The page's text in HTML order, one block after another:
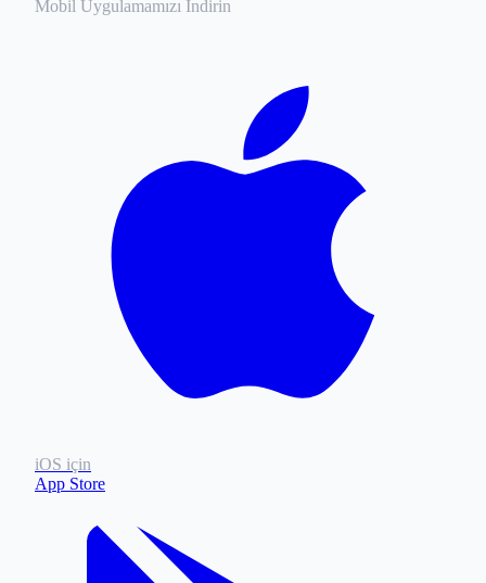
Mobil Uygulamamızı İndirin
iOS için
App Store